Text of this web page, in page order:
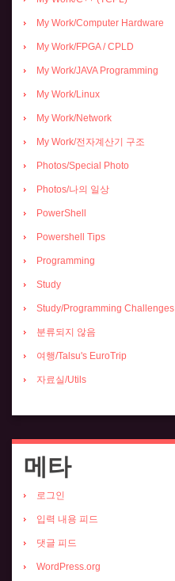
My Work/Computer Hardware
My Work/FPGA / CPLD
My Work/JAVA Programming
My Work/Linux
My Work/Network
My Work/전자계산기 구조
Photos/Special Photo
Photos/나의 일상
PowerShell
Powershell Tips
Programming
Study
Study/Programming Challenges
분류되지 않음
여행/Talsu's EuroTrip
자료실/Utils
메타
로그인
입력 내용 피드
댓글 피드
WordPress.org